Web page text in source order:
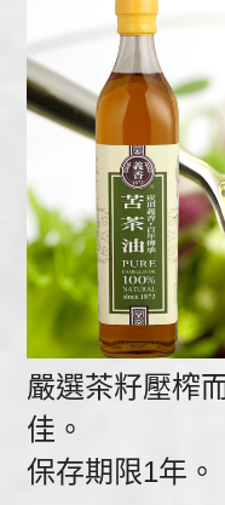
嚴選茶籽壓榨
佳。
保存期限1年。